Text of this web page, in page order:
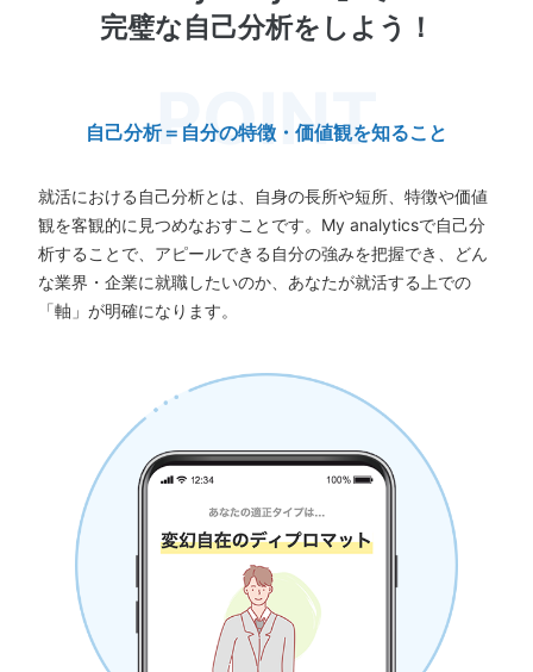
完璧な自己分析をしよう！
自己分析＝自分の特徴・価値観を知ること
就活における自己分析とは、自身の長所や短所、特徴や価値
観を客観的に見つめなおすことです。My analyticsで自己分
析することで、アピールできる自分の強みを把握でき、どん
な業界・企業に就職したいのか、あなたが就活する上での
「軸」が明確になります。